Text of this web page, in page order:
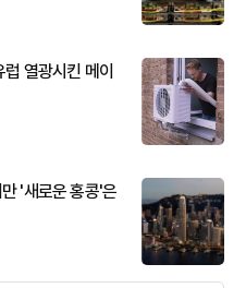
열광시킨 메이
'새로운 홍콩'은